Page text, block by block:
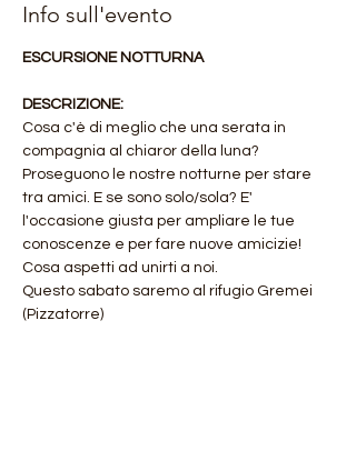
Info sull'evento
ESCURSIONE NOTTURNA
DESCRIZIONE:
Cosa c'è di meglio che una serata in
compagnia al chiaror della luna?
Proseguono le nostre notturne per stare
tra amici. E se sono solo/sola? E'
l'occasione giusta per ampliare le tue
conoscenze e per fare nuove amicizie!
Cosa aspetti ad unirti a noi.
Questo sabato saremo al rifugio Gremei
(Pizzatorre)